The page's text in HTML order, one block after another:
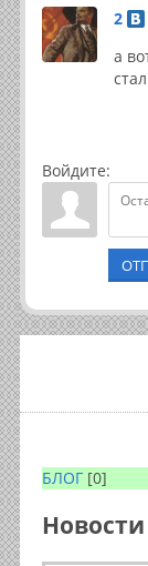
2
а
Войдите:
БЛОГ [0]